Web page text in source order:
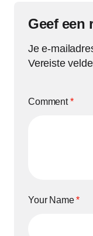
Geef een
Je e-
Vereiste
Comment*
Your Name*